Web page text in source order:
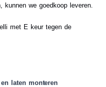
kunnen we goedkoop leveren.
met E keur tegen de
laten monteren